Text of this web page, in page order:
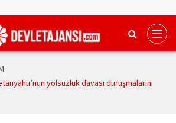
yolsuzluk davası duruşmalarını